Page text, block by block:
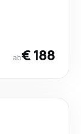
ab€ 188